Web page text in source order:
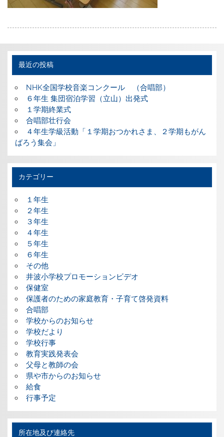
最近の投稿
NHK全国学校音楽コンクール （合唱部）
６年生 集団宿泊学習（立山）出発式
１学期終業式
合唱部壮行会
４年生学級活動「１学期おつかれさま、２学期もがん
ばろう集会」
カテゴリー
１年生
２年生
３年生
４年生
５年生
６年生
その他
井波小学校プロモーションビデオ
保健室
保護者のための家庭教育・子育て啓発資料
合唱部
学校からのお知らせ
学校だより
学校行事
教育実践発表会
父母と教師の会
県や市からのお知らせ
給食
行事予定
所在地及び連絡先